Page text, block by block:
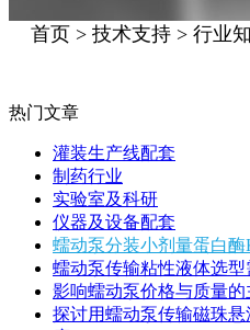
首页 > 技术支持 > 行业
热门文章
灌装生产线配套
制药行业
实验室及科研
仪器及设备配套
蠕动泵分装小剂量蛋白
蠕动泵传输粘性液体选
影响蠕动泵价格与质量的
探讨用蠕动泵传输磁珠